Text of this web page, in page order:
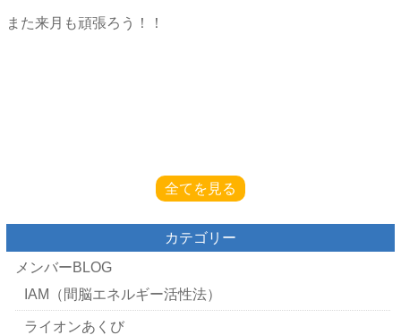
また来月も頑張ろう！！
全てを見る
カテゴリー
メンバーBLOG
IAM（間脳エネルギー活性法）
ライオンあくび